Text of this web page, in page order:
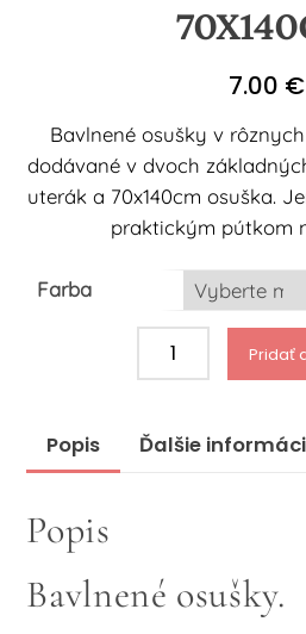
7.00 €
Bavlnené osušky v
dodávané v dvoch
uterák a 70x140cm osuška.
praktickým pútkom
Farba
R3
Pridať
Popis Ďalšie
Popis
Bavlnené osušky.